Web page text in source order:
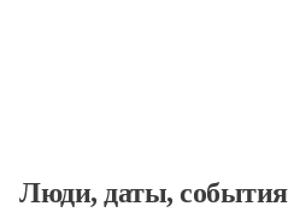
Люди, даты, cобытия